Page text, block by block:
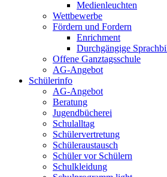
Medienleuchten
Wettbewerbe
Fördern und Fordern
Enrichment
Durchgängige
Offene Ganztagsschule
AG-Angebot
Schülerinfo
AG-Angebot
Beratung
Jugendbücherei
Schulalltag
Schülervertretung
Schüleraustausch
Schüler vor Schülern
Schulkleidung